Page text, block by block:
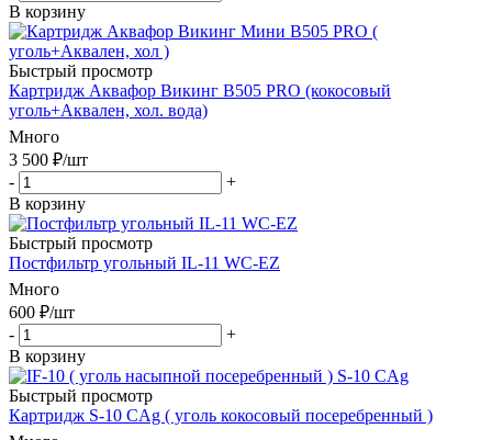
В корзину
Быстрый просмотр
Картридж Аквафор Викинг В505 PRO (кокосовый
уголь+Аквален, хол. вода)
Много
3 500 ₽/шт
-
+
В корзину
Быстрый просмотр
Постфильтр угольный IL-11 WC-EZ
Много
600 ₽/шт
-
+
В корзину
Быстрый просмотр
Картридж S-10 СAg ( уголь кокосовый посеребренный )